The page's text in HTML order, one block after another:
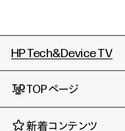
HP Tech&Device TV
TOPページ
新着コンテンツ